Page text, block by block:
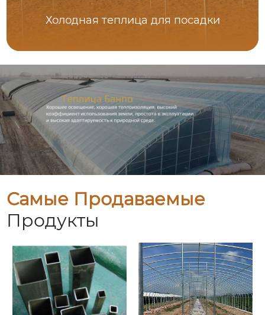
Холодная теплица для посадки
Самые Продаваемые
Продукты